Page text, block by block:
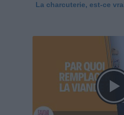
La charcuterie, est-ce